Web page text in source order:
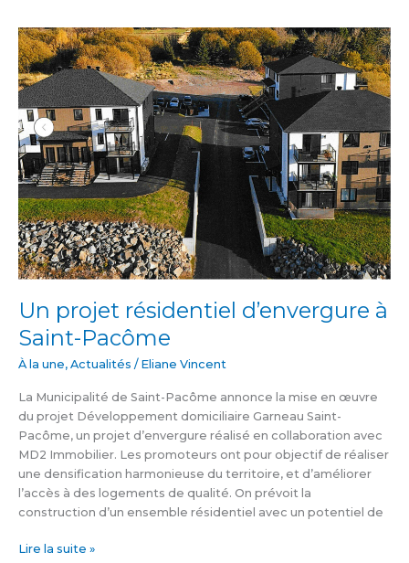
Un projet résidentiel d’envergure à
Saint-Pacôme
À la une, Actualités / Eliane Vincent
La Municipalité de Saint-Pacôme annonce la mise en œuvre
du projet Développement domiciliaire Garneau Saint-
Pacôme, un projet d’envergure réalisé en collaboration avec
MD2 Immobilier. Les promoteurs ont pour objectif de réaliser
une densification harmonieuse du territoire, et d’améliorer
l’accès à des logements de qualité. On prévoit la
construction d’un ensemble résidentiel avec un potentiel de
Un
projet
résidentiel
d’envergure
à
Saint-
Pacôme
Lire la suite »